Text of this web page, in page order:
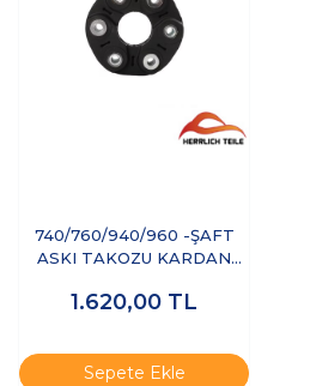
740/760/940/960 -ŞAFT
ASKI TAKOZU KARDAN
1.620,00 TL
Sepete Ekle